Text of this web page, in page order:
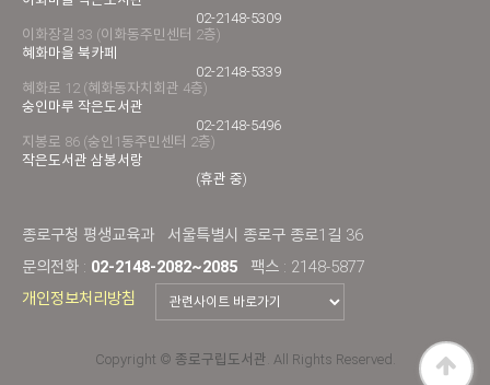
02-2148-5309
이화장길 33 (이화동주민센터 2층)
혜화마을 북카페
02-2148-5339
혜화로 12 (혜화동자치회관 4층)
숭인마루 작은도서관
02-2148-5496
지봉로 86 (숭인1동주민센터 2층)
작은도서관 삼봉서랑
(휴관 중)
종로구청 평생교육과
서울특별시 종로구 종로1길 36
문의전화 : 02-2148-2082~2085
팩스 : 2148-5877
개인정보처리방침
Copyright © 종로구립도서관. All Rights Reserved.